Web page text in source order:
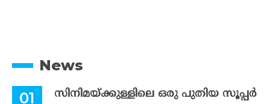
News
സിനിമയ്ക്കുള്ളിലെ ഒരു പുതിയ സൂപ്പർ